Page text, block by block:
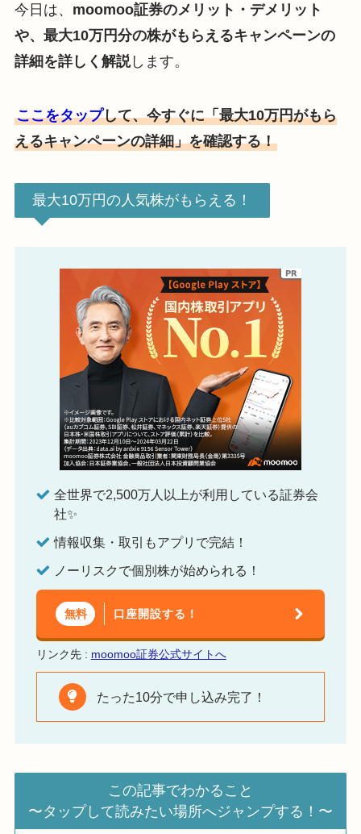
今日は、 moomoo証券のメリット・デメリット
や、最大10万円分の株がもらえるキャンペーンの
詳細を詳しく解説します。
ここをタップして、今すぐに「最大10万円がもら
えるキャンペーンの詳細」を確認する！
最大10万円の人気株がもらえる！
全世界で2,500万人以上が利用している証券会
社✨
情報収集・取引もアプリで完結！
ノーリスクで個別株が始められる！
無料 口座開設する！
リンク先 : moomoo証券公式サイトへ
たった10分で申し込み完了！
この記事でわかること
〜タップして読みたい場所へジャンプする！〜